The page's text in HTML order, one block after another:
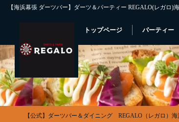
【海浜幕張 ダーツバー】ダーツ＆パーティー REGALO(レガロ)
トップページ パーティー
【公式】ダーツバー＆ダイニング REGALO（レガロ）海